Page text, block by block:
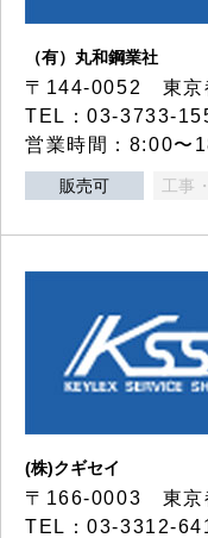
（有）丸和鋼業社
〒144-0052 東京
TEL：03-3733-
営業時間：8:00〜
販売可 工事
(株)クギセイ
〒166-0003 東京
TEL：03-3312-